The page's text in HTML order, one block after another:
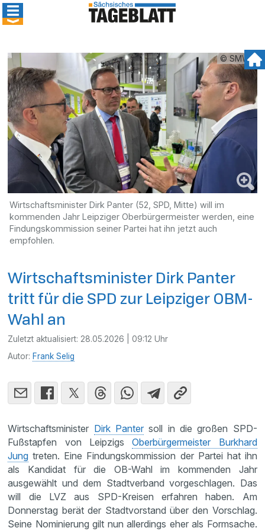
© SMWA
Wirtschaftsminister Dirk Panter (52, SPD, Mitte) will im
kommenden Jahr Leipziger Oberbürgermeister werden, eine
Findungskommission seiner Partei hat ihn jetzt auch
empfohlen.
Wirtschaftsminister Dirk Panter
tritt für die SPD zur Leipziger OBM-
Wahl an
Zuletzt aktualisiert: 28.05.2026 | 09:12 Uhr
Autor: Frank Selig
Wirtschaftsminister Dirk Panter soll in die großen SPD-
Fußstapfen von LeipzigsOberbürgermeister Burkhard
Jung treten. Eine Findungskommission der Partei hat ihn
als Kandidat für die OB-Wahl im kommenden Jahr
ausgewählt und dem Stadtverband vorgeschlagen. Das
will die LVZ aus SPD-Kreisen erfahren haben. Am
Donnerstag berät der Stadtvorstand über den Vorschlag.
Seine Nominierung gilt nun allerdings eher als Formsache.